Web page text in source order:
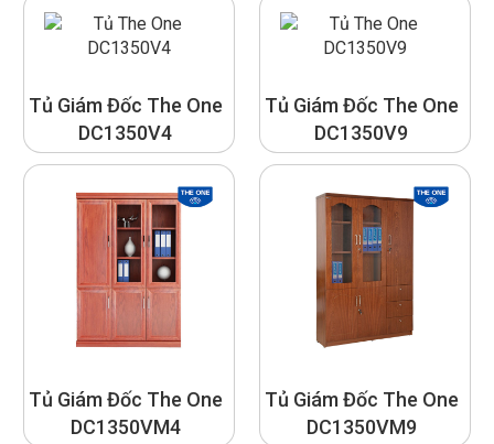
Tủ Giám Đốc The One
DC1350V4
Tủ Giám Đốc The One
DC1350V9
Tủ Giám Đốc The One
DC1350VM4
Tủ Giám Đốc The One
DC1350VM9